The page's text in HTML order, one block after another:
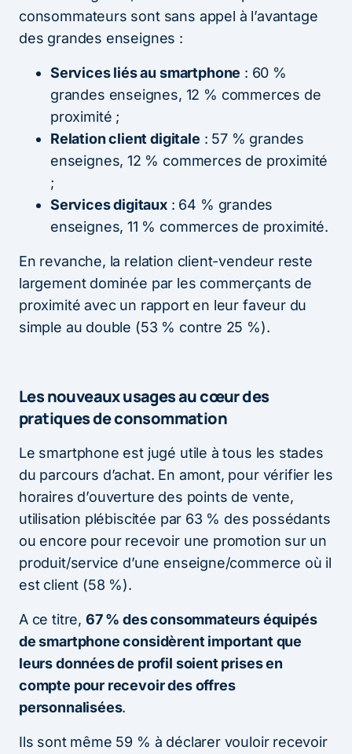
consommateurs sont sans appel à l’avantage
des grandes enseignes :
Services liés au smartphone : 60 %
grandes enseignes, 12 % commerces de
proximité ;
Relation client digitale : 57 % grandes
enseignes, 12 % commerces de proximité
;
Services digitaux: 64 % grandes
enseignes, 11 % commerces de proximité.
En revanche, la relation client-vendeur reste
largement dominée par les commerçants de
proximité avec un rapport en leur faveur du
simple au double (53 % contre 25 %).
Les nouveaux usages au cœur des
pratiques de consommation
Le smartphone est jugé utile à tous les stades
du parcours d’achat. En amont, pour vérifier les
horaires d’ouverture des points de vente,
utilisation plébiscitée par 63 % des possédants
ou encore pour recevoir une promotion sur un
produit/service d’une enseigne/commerce où il
est client (58 %).
A ce titre, 67 % des consommateurs équipés
de smartphone considèrent important que
leurs données de profil soient prises en
compte pour recevoir des offres
personnalisées.
Ils sont même 59 % à déclarer vouloir recevoir